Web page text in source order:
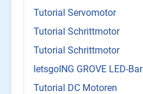
Tutorial Servomotor
Tutorial Schrittmotor
Tutorial Schrittmotor
letsgoING GROVE LED-Bar
Tutorial DC Motoren